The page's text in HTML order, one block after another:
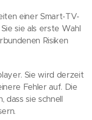
einer Smart-TV-
sie als erste Wahl
Risiken
Sie wird derzeit
Fehler auf. Die
dass sie schnell